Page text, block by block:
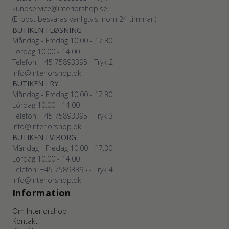
kundservice@interiorshop.se
(E-post besvaras vanligtvis inom 24 timmar.)
BUTIKEN I LØSNING
Måndag - Fredag 10.00 - 17.30
Lördag 10.00 - 14.00
Telefon: +45 75893395 - Tryk 2
info@interiorshop.dk
BUTIKEN I RY
Måndag - Fredag 10.00 - 17.30
Lördag 10.00 - 14.00
Telefon: +45 75893395 - Tryk 3
info@interiorshop.dk
BUTIKEN I VIBORG
Måndag - Fredag 10.00 - 17.30
Lördag 10.00 - 14.00
Telefon: +45 75893395 - Tryk 4
info@interiorshop.dk
Information
Om Interiorshop
Kontakt